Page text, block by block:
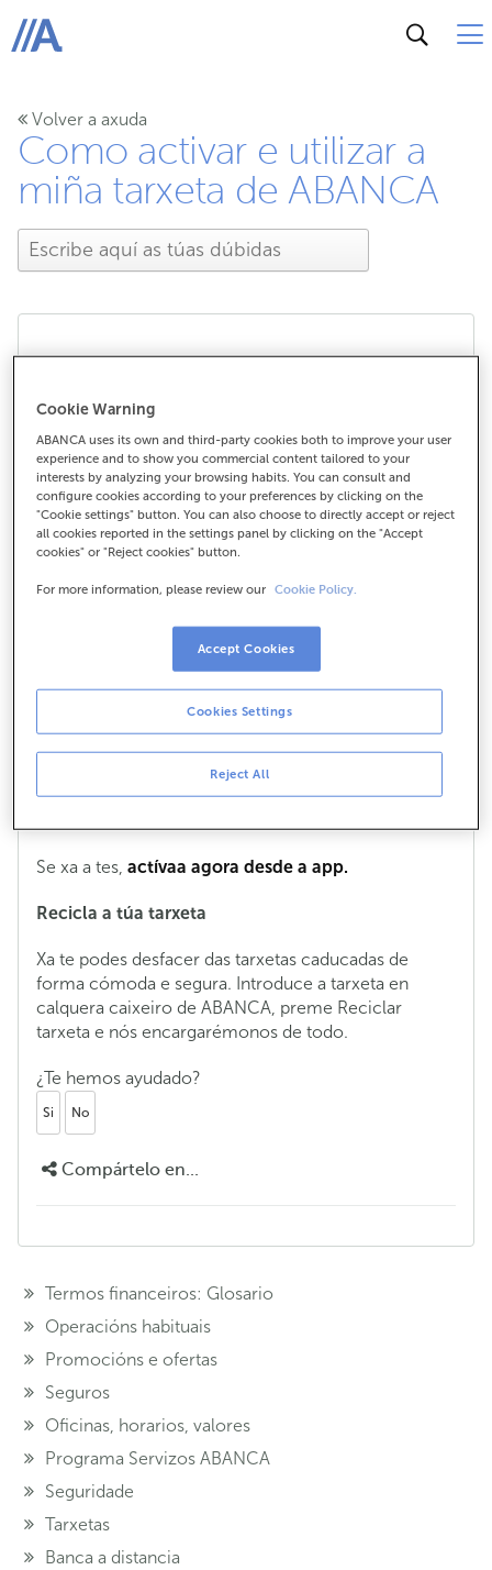
ABANCA
Volver a axuda
Como activar e utilizar a
miña tarxeta de ABANCA
recibir e activar a nova
tarxeta renovada?
Que teño que facer ata recibir e activar
a nova tarxeta renovada?
As tarxetas caducan o último día do mes que se
indica nelas. Durante ese mes, enviarémosche unha
nova ao domicilio ou á túa oficina ABANCA, segundo
a túa preferencia. Confirmaremos previamente o
enderezo de envío contigo.
A túa tarxeta funcionará ata o último día do mes de
caducidade mais lembra que, cando recibas a nova,
Se xa a tes, actívaa agora desde a app.
Recicla a túa tarxeta
Xa te podes desfacer das tarxetas caducadas de
forma cómoda e segura. Introduce a tarxeta en
calquera caixeiro de ABANCA, preme Reciclar
tarxeta e nós encargarémonos de todo.
¿Te hemos ayudado?
Si No
Compártelo en...
Termos financeiros: Glosario
Operacións habituais
Promocións e ofertas
Seguros
Oficinas, horarios, valores
Programa Servizos ABANCA
Seguridade
Tarxetas
Banca a distancia
Cookie Warning
ABANCA uses its own and third-party cookies both to improve your user
experience and to show you commercial content tailored to your
interests by analyzing your browsing habits. You can consult and
configure cookies according to your preferences by clicking on the
"Cookie settings" button. You can also choose to directly accept or reject
all cookies reported in the settings panel by clicking on the "Accept
cookies" or "Reject cookies" button.
For more information, please review our Cookie Policy.
Reject All
Cookies Settings
Accept Cookies